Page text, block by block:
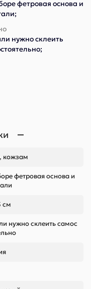
фетровая основа и
нужно склеить
кожзам
фетровая основа и
см
нужно склеить самос